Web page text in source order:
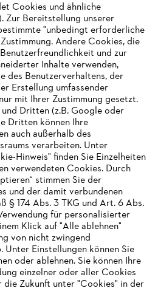
#STIHL
NICHT
den wir noch nicht unterstützen. Für
Cookies und ähnliche
Zur Bereitstellung unserer
"unbedingt erforderliche
Andere Cookies, die
und zur
Inhalte verwenden,
des Benutzerverhaltens, der
Erstellung umfassender
mit Ihrer Zustimmung gesetzt.
Dritten (z.B. Google oder
Dritten können Ihre
auch außerhalb des
verarbeiten. Unter
Hinweis" finden Sie Einzelheiten
verwendeten Cookies. Durch
stimmen Sie der
und der damit verbundenen
§ 174 Abs. 3 TKG und Art. 6 Abs.
für personalisierter
Klick auf "Alle ablehnen"
von nicht zwingend
Unter Einstellungen können Sie
oder ablehnen. Sie können Ihre
einzelner oder aller Cookies
Zukunft unter "Cookies" in der